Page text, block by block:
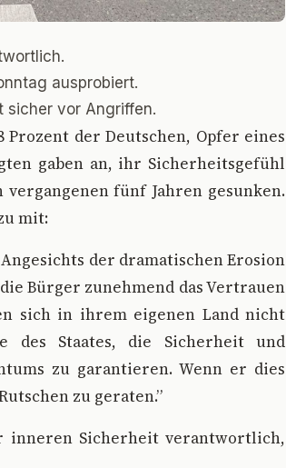
ausprobiert.
sicher vor Angriffen.
der Deutschen, Opfer eines
gaben an, ihr Sicherheitsgefühl
fünf Jahren gesunken.
mit:
der dramatischen Erosion
Bürger zunehmend das Vertrauen
sich in ihrem eigenen Land nicht
des Staates, die Sicherheit und
zu garantieren. Wenn er dies
zu geraten.”
inneren Sicherheit verantwortlich,